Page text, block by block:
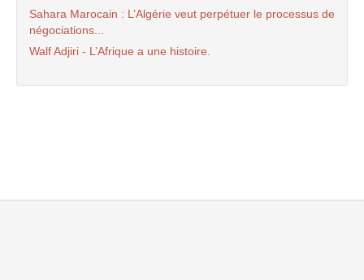
Sahara Marocain : L’Algérie veut perpétuer le processus de
négociations...
Walf Adjiri - L’Afrique a une histoire.